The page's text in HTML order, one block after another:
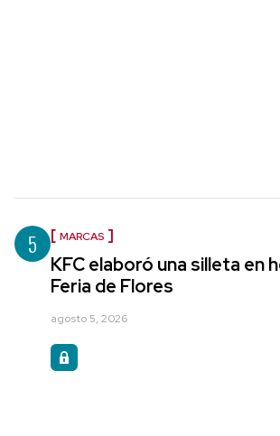
5 MARCAS
KFC elaboró una silleta en
Feria de Flores
agosto 5, 2026